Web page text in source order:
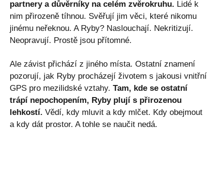
partnery a důvěrníky na celém zvěrokruhu. Lidé k
nim přirozeně tíhnou. Svěřují jim věci, které nikomu
jinému neřeknou. A Ryby? Naslouchají. Nekritizují.
Neopravují. Prostě jsou přítomné.
Ale závist přichází z jiného místa. Ostatní znamení
pozorují, jak Ryby procházejí životem s jakousi vnitřní
GPS pro mezilidské vztahy. Tam, kde se ostatní
trápí nepochopením, Ryby plují s přirozenou
lehkostí. Vědí, kdy mluvit a kdy mlčet. Kdy obejmout
a kdy dát prostor. A tohle se naučit nedá.